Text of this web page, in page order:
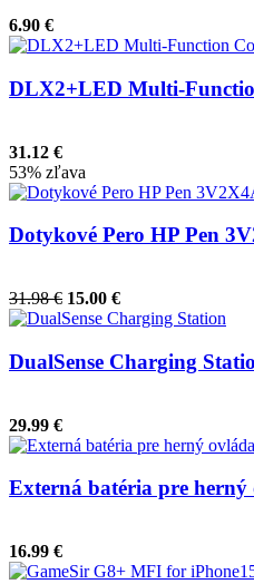
6.90 €
DLX2+LED Multi-
31.12 €
53% zľava
Dotykové Pero HP Pen
31.98 € 15.00 €
DualSense Charging
29.99 €
Externá batéria pre herný
16.99 €